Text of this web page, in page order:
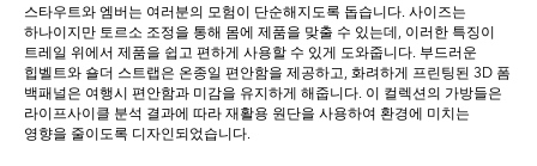
스타우트와 엠버는 여러분의 모험이 단순해지도록 돕습니다. 사이즈는
하나이지만 토르소 조정을 통해 몸에 제품을 맞출 수 있는데, 이러한 특징이
트레일 위에서 제품을 쉽고 편하게 사용할 수 있게 도와줍니다. 부드러운
힙벨트와 숄더 스트랩은 온종일 편안함을 제공하고, 화려하게 프린팅된 3D 폼
백패널은 여행시 편안함과 미감을 유지하게 해줍니다. 이 컬렉션의 가방들은
라이프사이클 분석 결과에 따라 재활용 원단을 사용하여 환경에 미치는
영향을 줄이도록 디자인되었습니다.